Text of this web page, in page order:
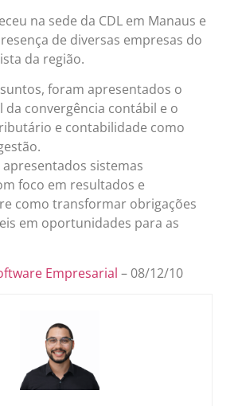
na sede da CDL em Manaus e
de diversas empresas do
da região.
foram apresentados o
da convergência contábil e o
e contabilidade como
sistemas
foco em resultados e
como transformar obrigações
em oportunidades para as
Empresarial – 08/12/10